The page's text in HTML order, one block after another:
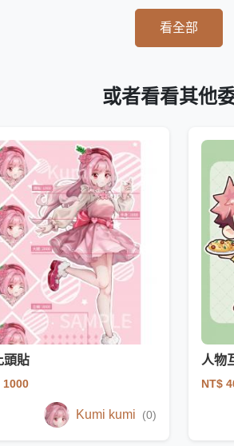
看全部
或者看看其他
頭貼
1000
Kumi kumi (0)
NT$